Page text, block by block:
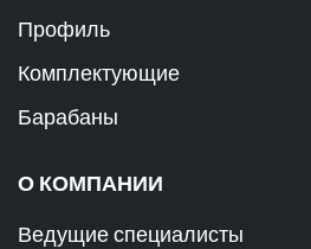
Профиль
Комплектующие
Барабаны
О КОМПАНИИ
Ведущие специалисты